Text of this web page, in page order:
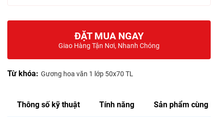
ĐẶT MUA NGAY
Giao Hàng Tận Nơi, Nhanh Chóng
Từ khóa: Gương hoa văn 1 lớp 50x70 TL
Thông số kỹ thuật Tính năng Sản phẩm cùng